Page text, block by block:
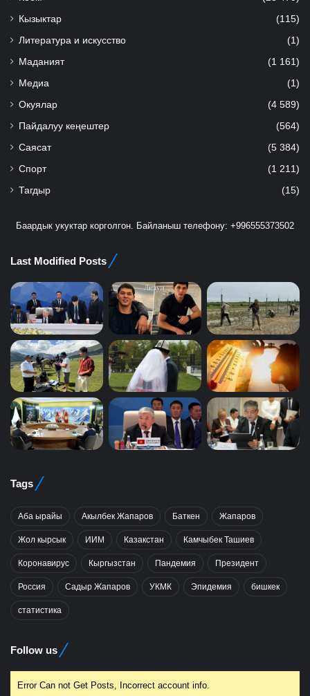
Кызыктар (115)
Литература и искусство (1)
Маданият (1 161)
Медиа (1)
Окуялар (4 589)
Пайдалуу кеңештер (564)
Саясат (5 384)
Спорт (1 211)
Тагдыр (15)
Баардык укуктар корголгон. Байланыш телефону: +996555373502
Last Modified Posts
Tags
Аба ырайы Акылбек Жапаров Баткен Жапаров
Жол кырсык ИИМ Казакстан Камчыбек Ташиев
Коронавирус Кыргызстан Пандемия Президент
Россия Садыр Жапаров УКМК Эпидемия бишкек
статистика
Follow us
Error Can not Get Posts, Incorrect account info.